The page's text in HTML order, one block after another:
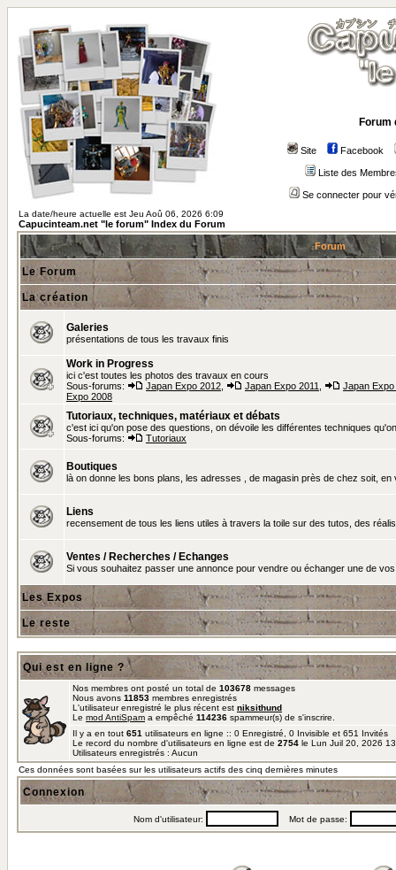
Forum
Site Facebook
Liste des
Se connecter pour
La date/heure actuelle est Jeu Aoû 06, 2026 6:09
Capucinteam.net "le forum" Index du Forum
Forum
Le Forum
La création
Galeries
présentations de tous les travaux finis
Work in Progress
ici c'est toutes les photos des travaux en cours
Sous-forums:
Japan Expo 2012 Japan Expo 2011
Japan Expo
Expo 2008
Tutoriaux, techniques, matériaux et débats
c'est ici qu'on pose des questions, on dévoile les différentes techniques
Sous-forums:
Tutoriaux
Boutiques
là on donne les bons plans, les adresses , de magasin près de chez soit, en
Liens
recensement de tous les liens utiles à travers la toile sur des tutos, des
Ventes / Recherches / Echanges
Si vous souhaitez passer une annonce pour vendre ou échanger une de
Les Expos
Le reste
Qui est en ligne ?
Nos membres ont posté un total de 103678 messages
Nous avons 11853 membres enregistrés
L'utilisateur enregistré le plus récent est niksithund
Le mod AntiSpam a empêché 114236 spammeur(s) de s'inscrire.
Il y a en tout 651 utilisateurs en ligne :: 0 Enregistré, 0 Invisible et 651
Le record du nombre d'utilisateurs en ligne est de 2754 le Lun Juil 20, 2026
Utilisateurs enregistrés : Aucun
Ces données sont basées sur les utilisateurs actifs des cinq dernières minutes
Connexion
Nom d'utilisateur: Mot de passe: